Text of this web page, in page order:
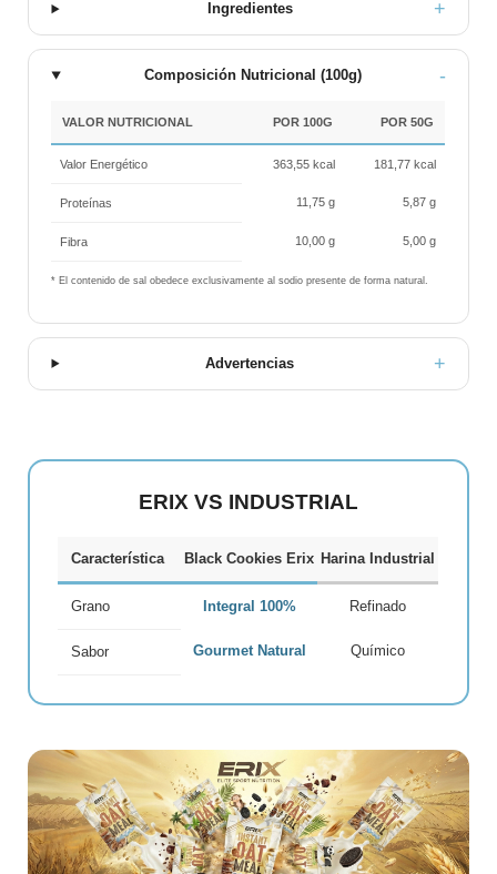
Ingredientes
Composición Nutricional (100g)
VALOR NUTRICIONAL POR 100G POR 50G
Valor Energético 363,55 kcal 181,77 kcal
Proteínas 11,75 g 5,87 g
Fibra 10,00 g 5,00 g
* El contenido de sal obedece exclusivamente al sodio presente de forma natural.
Advertencias
ERIX VS INDUSTRIAL
Característica Black Cookies Erix Harina Industrial
Grano Integral 100% Refinado
Sabor Gourmet Natural Químico